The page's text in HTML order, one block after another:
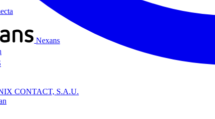
Nexans
CONTACT, S.A.U.